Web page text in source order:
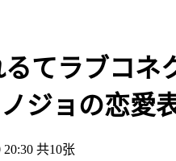
てラブコネ
ジョの恋愛
20:30 共10张